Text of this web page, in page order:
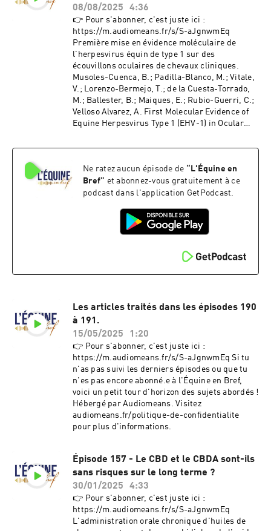
08/08/2025
4:36
👉 Pour s'abonner, c'est juste ici :
https://m.audiomeans.fr/s/S-aJgnwmEq
Première mise en évidence moléculaire de
l'herpesvirus équin de type 1 sur des
écouvillons oculaires de chevaux cliniques.
Musoles-Cuenca, B.; Padilla-Blanco, M.; Vitale,
V.; Lorenzo-Bermejo, T.; de la Cuesta-Torrado,
M.; Ballester, B.; Maiques, E.; Rubio-Guerri, C.;
Velloso Alvarez, A. First Molecular Evidence of
Equine Herpesvirus Type 1 (EHV-1) in Ocular
2025, 17, 862. https://doi.org/10.3390/v17060862
audiomeans.fr/politique-de-confidentialite
pour plus d'informations.
Ne ratez aucun épisode de “ L'Équine en
Bref” et abonnez-vous gratuitement à ce
podcast dans l'application GetPodcast.
Les articles traités dans les épisodes 190
à 191.
15/05/2025
1:20
👉 Pour s'abonner, c'est juste ici :
https://m.audiomeans.fr/s/S-aJgnwmEq Si tu
n'as pas suivi les derniers épisodes ou que tu
n'es pas encore abonné.e à l'Équine en Bref,
voici un petit tour d'horizon des sujets abordés !
Hébergé par Audiomeans. Visitez
audiomeans.fr/politique-de-confidentialite
pour plus d'informations.
Épisode 157 - Le CBD et le CBDA sont-ils
sans risques sur le long terme ?
30/01/2025
4:33
👉 Pour s'abonner, c'est juste ici :
https://m.audiomeans.fr/s/S-aJgnwmEq
L'administration orale chronique d'huiles de